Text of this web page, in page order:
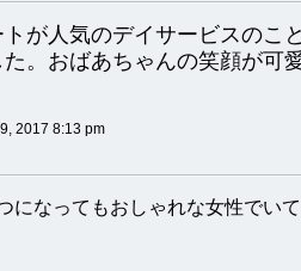
が人気のデイサービスのこ
た。おばあちゃんの笑顔が可
2017 8:13 pm
になってもおしゃれな女性でい